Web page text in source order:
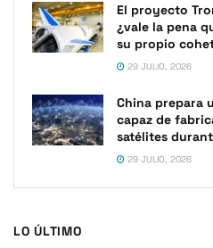
El proyecto
¿vale la pena
su propio
29 JULIO, 2026
China prepara
capaz de
satélites
29 JULIO, 2026
LO ÚLTIMO